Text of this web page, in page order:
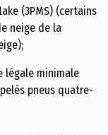
(3PMS) (certains
neige de la
légale minimale
pneus quatre-